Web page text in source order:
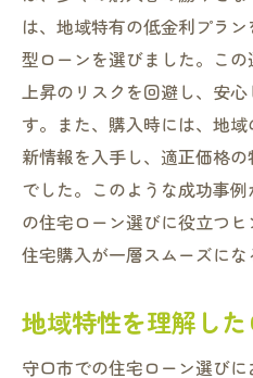
は、地域特有の低金利プラ
型ローンを選びました。こ
上昇のリスクを回避し、安
す。また、購入時には、地
新情報を入手し、適正価格
でした。このような成功事
の住宅ローン選びに役立つ
住宅購入が一層スムーズにな
地域特性を理解し
守口市での住宅ローン選び